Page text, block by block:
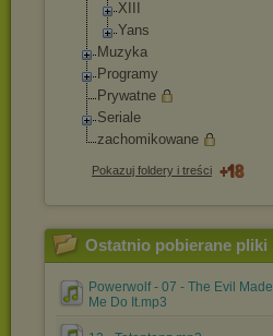
XIII
Yans
Muzyka
Programy
Prywatne
Seriale
zachomikowane
Pokazuj foldery i treści
Ostatnio pobierane pliki
Powerwolf - 07 - The Evil Made
Me Do It.mp3